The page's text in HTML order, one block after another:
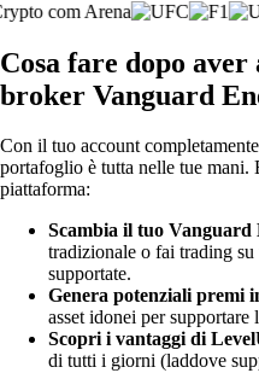
Cosa fare dopo
broker Vanguard
Con il tuo account
portafoglio è tutta nelle tue mani.
piattaforma:
Scambia il tuo Vanguard
tradizionale o fai trading
supportate.
Genera potenziali premi
asset idonei per supportare
Scopri i vantaggi di
di tutti i giorni (laddove